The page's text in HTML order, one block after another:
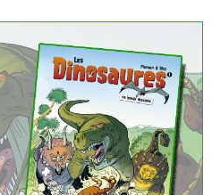
« Damn Them All » - Un duo de Choc !
« Love is a Boxing Ring (Tomes 1 & 2) » – Un Passé Trouble !
« WOLF-MAN / Integrale Tomes 1 et 2 » - Cruelle Vengeance !